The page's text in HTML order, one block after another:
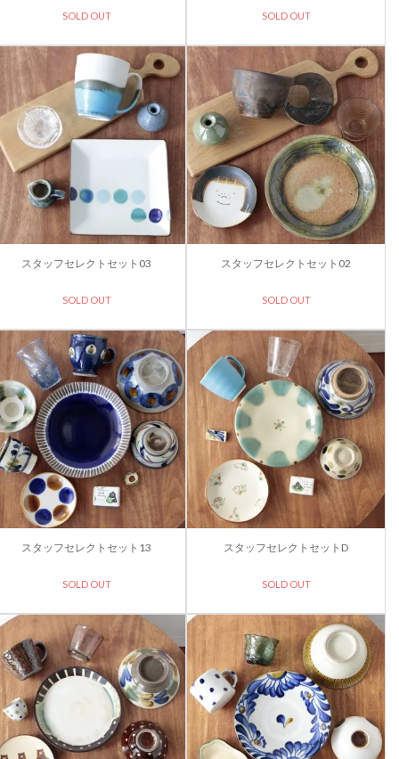
SOLD OUT SOLD OUT
スタッフセレクトセット03
SOLD OUT
スタッフセレクトセット02
SOLD OUT
スタッフセレクトセット13
SOLD OUT
スタッフセレクトセットD
SOLD OUT